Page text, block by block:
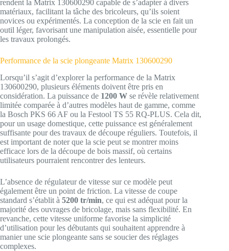
rendent la Matrix 130600290 capable de s’adapter à divers
matériaux, facilitant la tâche des bricoleurs, qu’ils soient
novices ou expérimentés. La conception de la scie en fait un
outil léger, favorisant une manipulation aisée, essentielle pour
les travaux prolongés.
Performance de la scie plongeante Matrix 130600290
Lorsqu’il s’agit d’explorer la performance de la Matrix
130600290, plusieurs éléments doivent être pris en
considération. La puissance de 1200 W se révèle relativement
limitée comparée à d’autres modèles haut de gamme, comme
la Bosch PKS 66 AF ou la Festool TS 55 RQ-PLUS. Cela dit,
pour un usage domestique, cette puissance est généralement
suffisante pour des travaux de découpe réguliers. Toutefois, il
est important de noter que la scie peut se montrer moins
efficace lors de la découpe de bois massif, où certains
utilisateurs pourraient rencontrer des lenteurs.
L’absence de régulateur de vitesse sur ce modèle peut
également être un point de friction. La vitesse de coupe
standard s’établit à 5200 tr/min, ce qui est adéquat pour la
majorité des ouvrages de bricolage, mais sans flexibilité. En
revanche, cette vitesse uniforme favorise la simplicité
d’utilisation pour les débutants qui souhaitent apprendre à
manier une scie plongeante sans se soucier des réglages
complexes.